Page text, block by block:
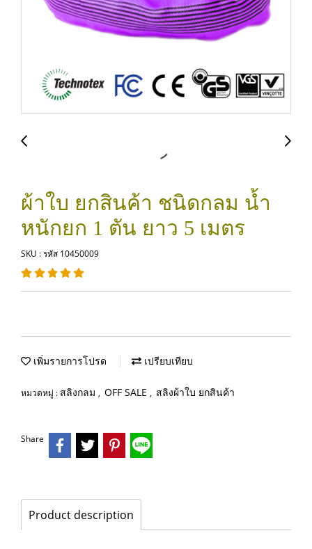
ผ้าใบ ยกสินค้า ชนิดกลม น้ำ
หนักยก 1 ตัน ยาว 5 เมตร
SKU : รหัส 10450009
เพิ่มรายการโปรด เปรียบเทียบ
หมวดหมู่ : สลิงกลม , OFF SALE , สลิงผ้าใบ ยกสินค้า
Share
Product description